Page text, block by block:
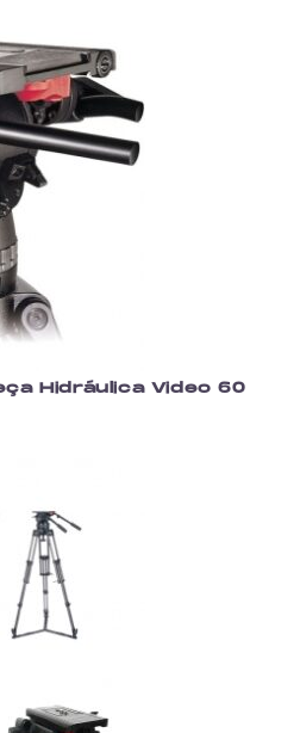
Hidráulica Video 60